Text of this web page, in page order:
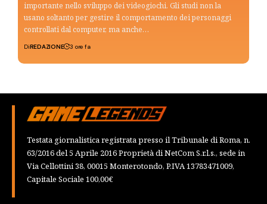
importante nello sviluppo dei videogiochi. Gli studi non la
usano soltanto per gestire il comportamento dei personaggi
controllati dal computer, ma anche…
DiREDAZIONE 3 ore fa
Testata giornalistica registrata presso il Tribunale di Roma, n.
63/2016 del 5 Aprile 2016 Proprietà di NetCom S.r.l.s., sede in
Via Cellottini 38, 00015 Monterotondo, P.IVA 13783471009,
Capitale Sociale 100,00€